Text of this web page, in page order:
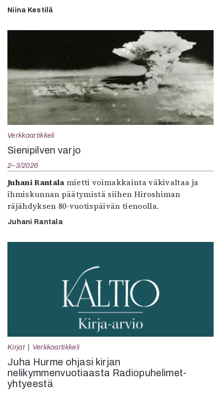
Niina Kestilä
Verkkoartikkeli
Sienipilven varjo
2–3/2026
Juhani Rantala mietti voimakkainta väkivaltaa ja
ihmiskunnan päätymistä siihen Hiroshiman
räjähdyksen 80-vuotispäivän tienoolla.
Juhani Rantala
Kirjat Verkkoartikkeli
Juha Hurme ohjasi kirjan
nelikymmenvuotiaasta Radiopuhelimet-
yhtyeestä